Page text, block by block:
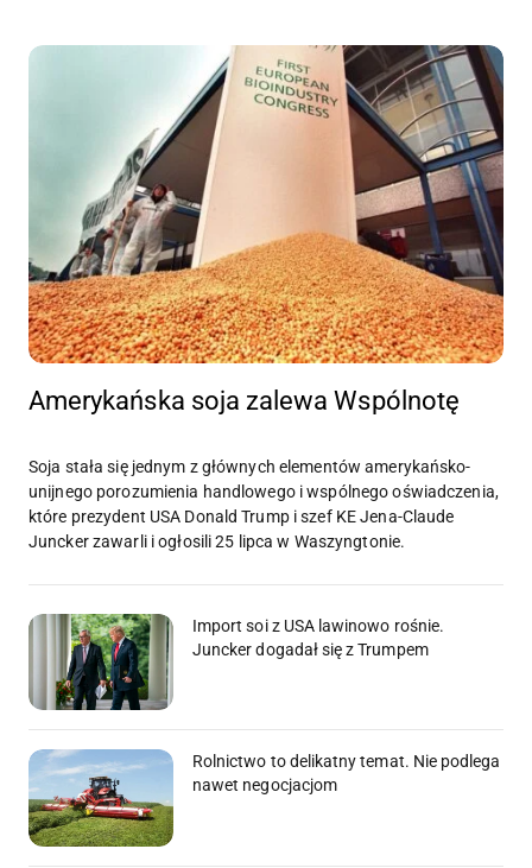
Amerykańska soja zalewa Wspólnotę
Soja stała się jednym z głównych elementów amerykańsko-
unijnego porozumienia handlowego i wspólnego oświadczenia,
które prezydent USA Donald Trump i szef KE Jena-Claude
Juncker zawarli i ogłosili 25 lipca w Waszyngtonie.
Import soi z USA lawinowo rośnie.
Juncker dogadał się z Trumpem
Rolnictwo to delikatny temat. Nie podlega
nawet negocjacjom